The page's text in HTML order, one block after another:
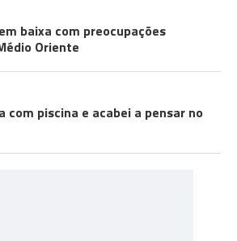
baixa com preocupações
Oriente
com piscina e acabei a pensar no